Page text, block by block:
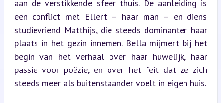
aan de verstikkende sfeer thuis. De aanleiding is
een conflict met Ellert – haar man – en diens
studievriend Matthijs, die steeds dominanter haar
plaats in het gezin innemen. Bella mijmert bij het
begin van het verhaal over haar huwelijk, haar
passie voor poëzie, en over het feit dat ze zich
steeds meer als buitenstaander voelt in eigen huis.